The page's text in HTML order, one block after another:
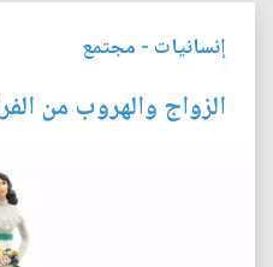
إنسانيات - مجتمع
الزواج والهروب من